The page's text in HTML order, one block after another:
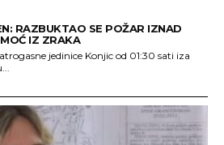
RAZBUKTAO SE POŽAR IZNAD
IZ ZRAKA
jedinice Konjic od 01:30 sati iza